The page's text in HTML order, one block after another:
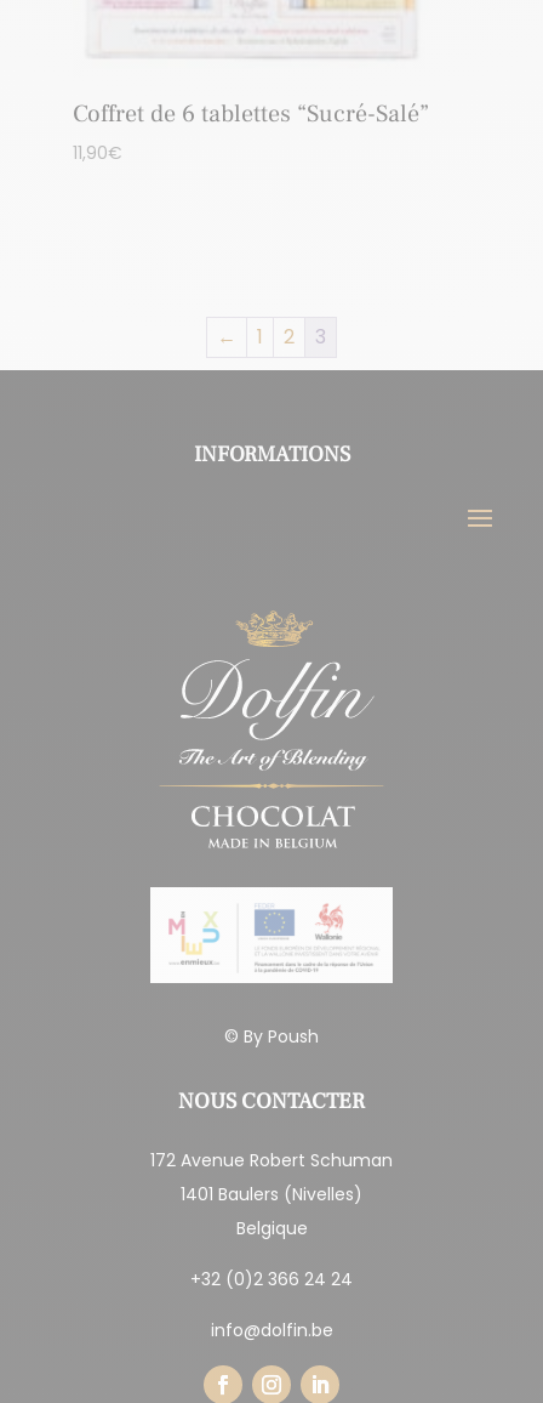
Coffret de 6 tablettes “Sucré-Salé”
11,90€
← 1 2 3
INFORMATIONS
© By Poush
NOUS CONTACTER
172 Avenue Robert Schuman
1401 Baulers (Nivelles)
Belgique
+32 (0)2 366 24 24
info@dolfin.be